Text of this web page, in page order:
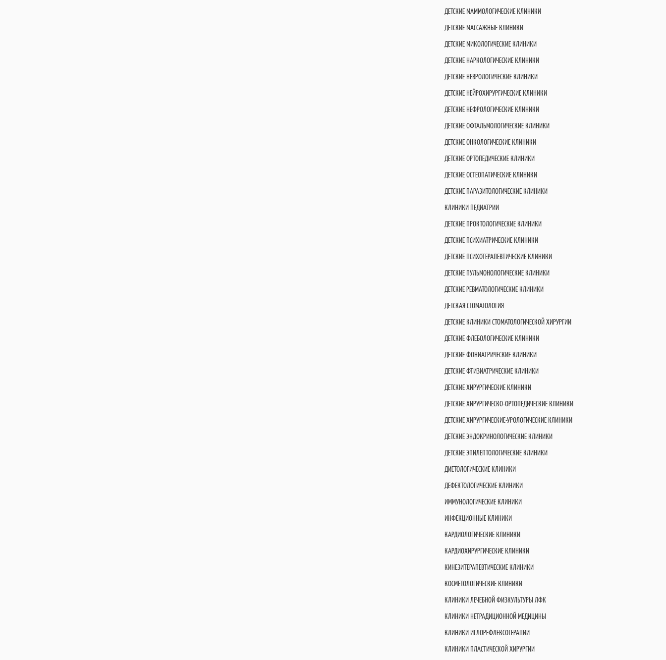
ДЕТСКИЕ МАММОЛОГИЧЕСКИЕ КЛИНИКИ
ДЕТСКИЕ МАССАЖНЫЕ КЛИНИКИ
ДЕТСКИЕ МИКОЛОГИЧЕСКИЕ КЛИНИКИ
ДЕТСКИЕ НАРКОЛОГИЧЕСКИЕ КЛИНИКИ
ДЕТСКИЕ НЕВРОЛОГИЧЕСКИЕ КЛИНИКИ
ДЕТСКИЕ НЕЙРОХИРУРГИЧЕСКИЕ КЛИНИКИ
ДЕТСКИЕ НЕФРОЛОГИЧЕСКИЕ КЛИНИКИ
ДЕТСКИЕ ОФТАЛЬМОЛОГИЧЕСКИЕ КЛИНИКИ
ДЕТСКИЕ ОНКОЛОГИЧЕСКИЕ КЛИНИКИ
ДЕТСКИЕ ОРТОПЕДИЧЕСКИЕ КЛИНИКИ
ДЕТСКИЕ ОСТЕОПАТИЧЕСКИЕ КЛИНИКИ
ДЕТСКИЕ ПАРАЗИТОЛОГИЧЕСКИЕ КЛИНИКИ
КЛИНИКИ ПЕДИАТРИИ
ДЕТСКИЕ ПРОКТОЛОГИЧЕСКИЕ КЛИНИКИ
ДЕТСКИЕ ПСИХИАТРИЧЕСКИЕ КЛИНИКИ
ДЕТСКИЕ ПСИХОТЕРАПЕВТИЧЕСКИЕ КЛИНИКИ
ДЕТСКИЕ ПУЛЬМОНОЛОГИЧЕСКИЕ КЛИНИКИ
ДЕТСКИЕ РЕВМАТОЛОГИЧЕСКИЕ КЛИНИКИ
ДЕТСКАЯ СТОМАТОЛОГИЯ
ДЕТСКИЕ КЛИНИКИ СТОМАТОЛОГИЧЕСКОЙ ХИРУРГИИ
ДЕТСКИЕ ФЛЕБОЛОГИЧЕСКИЕ КЛИНИКИ
ДЕТСКИЕ ФОНИАТРИЧЕСКИЕ КЛИНИКИ
ДЕТСКИЕ ФТИЗИАТРИЧЕСКИЕ КЛИНИКИ
ДЕТСКИЕ ХИРУРГИЧЕСКИЕ КЛИНИКИ
ДЕТСКИЕ ХИРУРГИЧЕСКО-ОРТОПЕДИЧЕСКИЕ КЛИНИКИ
ДЕТСКИЕ ХИРУРГИЧЕСКИЕ-УРОЛОГИЧЕСКИЕ КЛИНИКИ
ДЕТСКИЕ ЭНДОКРИНОЛОГИЧЕСКИЕ КЛИНИКИ
ДЕТСКИЕ ЭПИЛЕПТОЛОГИЧЕСКИЕ КЛИНИКИ
ДИЕТОЛОГИЧЕСКИЕ КЛИНИКИ
ДЕФЕКТОЛОГИЧЕСКИЕ КЛИНИКИ
ИММУНОЛОГИЧЕСКИЕ КЛИНИКИ
ИНФЕКЦИОННЫЕ КЛИНИКИ
КАРДИОЛОГИЧЕСКИЕ КЛИНИКИ
КАРДИОХИРУРГИЧЕСКИЕ КЛИНИКИ
КИНЕЗИТЕРАПЕВТИЧЕСКИЕ КЛИНИКИ
КОСМЕТОЛОГИЧЕСКИЕ КЛИНИКИ
КЛИНИКИ ЛЕЧЕБНОЙ ФИЗКУЛЬТУРЫ ЛФК
КЛИНИКИ НЕТРАДИЦИОННОЙ МЕДИЦИНЫ
КЛИНИКИ ИГЛОРЕФЛЕКСОТЕРАПИИ
КЛИНИКИ ПЛАСТИЧЕСКОЙ ХИРУРГИИ